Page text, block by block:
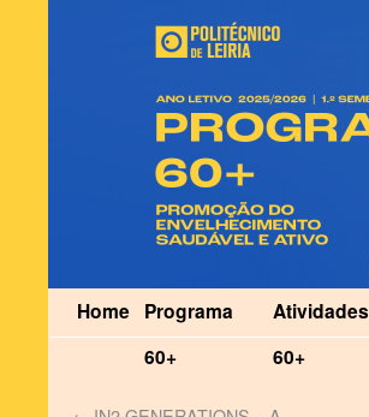
Home Programa
60+
Atividades
60+